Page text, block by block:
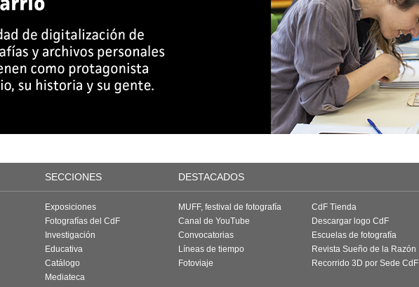
SECCIONES DESTACADOS
Exposiciones
Fotografías del CdF
Investigación
Educativa
Catálogo
Mediateca
MUFF, festival de fotografía
Canal de YouTube
Convocatorias
Líneas de tiempo
Fotoviaje
CdF Tienda
Descargar logo CdF
Escuelas de fotografía
Revista Sueño de la Razón
Recorrido 3D por Sede CdF